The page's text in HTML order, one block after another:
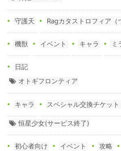
守護天 Ragカタストロフィア（
機獣 イベント キャラ ミ
日記
オトギフロンティア
キャラ スペシャル交換チケット
恒星少女(サービス終了)
初心者向け イベント 攻略